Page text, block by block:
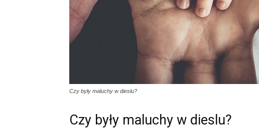
Czy były maluchy w dieslu?
Czy były maluchy w dieslu?